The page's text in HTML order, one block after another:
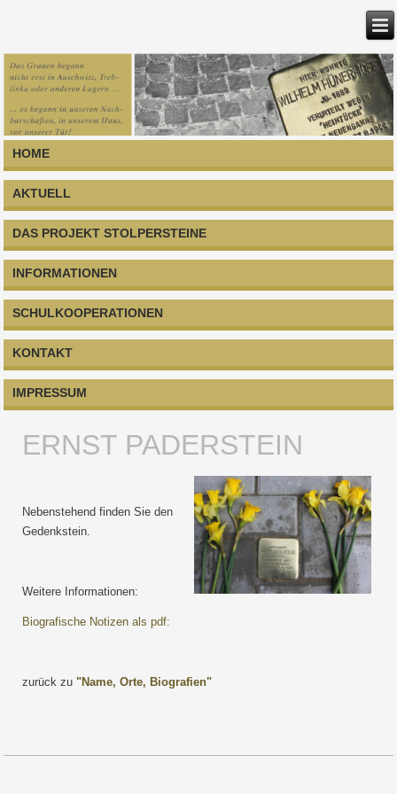
HOME
AKTUELL
DAS PROJEKT STOLPERSTEINE
INFORMATIONEN
SCHULKOOPERATIONEN
KONTAKT
IMPRESSUM
ERNST PADERSTEIN
Nebenstehend finden Sie den
Gedenkstein.
Weitere Informationen:
Biografische Notizen als pdf:
zurück zu"Name, Orte, Biografien"